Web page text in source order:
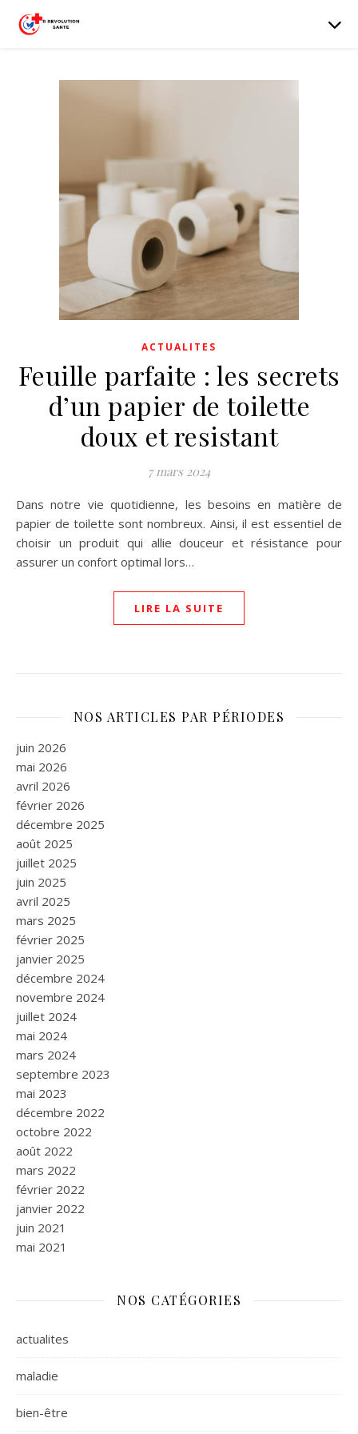
ACTUALITES
Feuille parfaite : les secrets
d’un papier de toilette
doux et resistant
7 mars 2024
Dans notre vie quotidienne, les besoins en matière de
papier de toilette sont nombreux. Ainsi, il est essentiel de
choisir un produit qui allie douceur et résistance pour
assurer un confort optimal lors…
LIRE LA SUITE
NOS ARTICLES PAR PÉRIODES
juin 2026
mai 2026
avril 2026
février 2026
décembre 2025
août 2025
juillet 2025
juin 2025
avril 2025
mars 2025
février 2025
janvier 2025
décembre 2024
novembre 2024
juillet 2024
mai 2024
mars 2024
septembre 2023
mai 2023
décembre 2022
octobre 2022
août 2022
mars 2022
février 2022
janvier 2022
juin 2021
mai 2021
NOS CATÉGORIES
actualites
maladie
bien-être